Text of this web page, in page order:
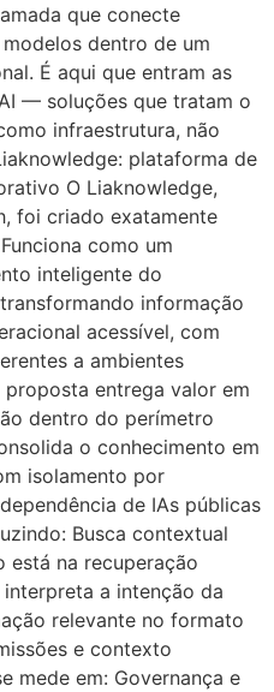
que conecte
dentro de um
É aqui que entram as
— soluções que tratam o
infraestrutura, não
plataforma de
O Liaknowledge,
foi criado exatamente
como um
inteligente do
informação
acessível, com
a ambientes
proposta entrega valor em
dentro do perímetro
o conhecimento em
isolamento por
de IAs públicas
Busca contextual
está na recuperação
a intenção da
relevante no formato
e contexto
mede em: Governança e